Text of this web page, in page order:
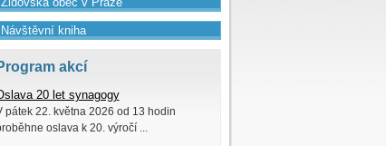
kniha
akcí
20 let synagogy
pátek 22. května 2026 od 13 hodin
oslava k 20. výročí ...